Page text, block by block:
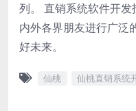
列。 直销系统软件开
内外各界朋友进行广泛
好未来。
仙桃 仙桃直销系统